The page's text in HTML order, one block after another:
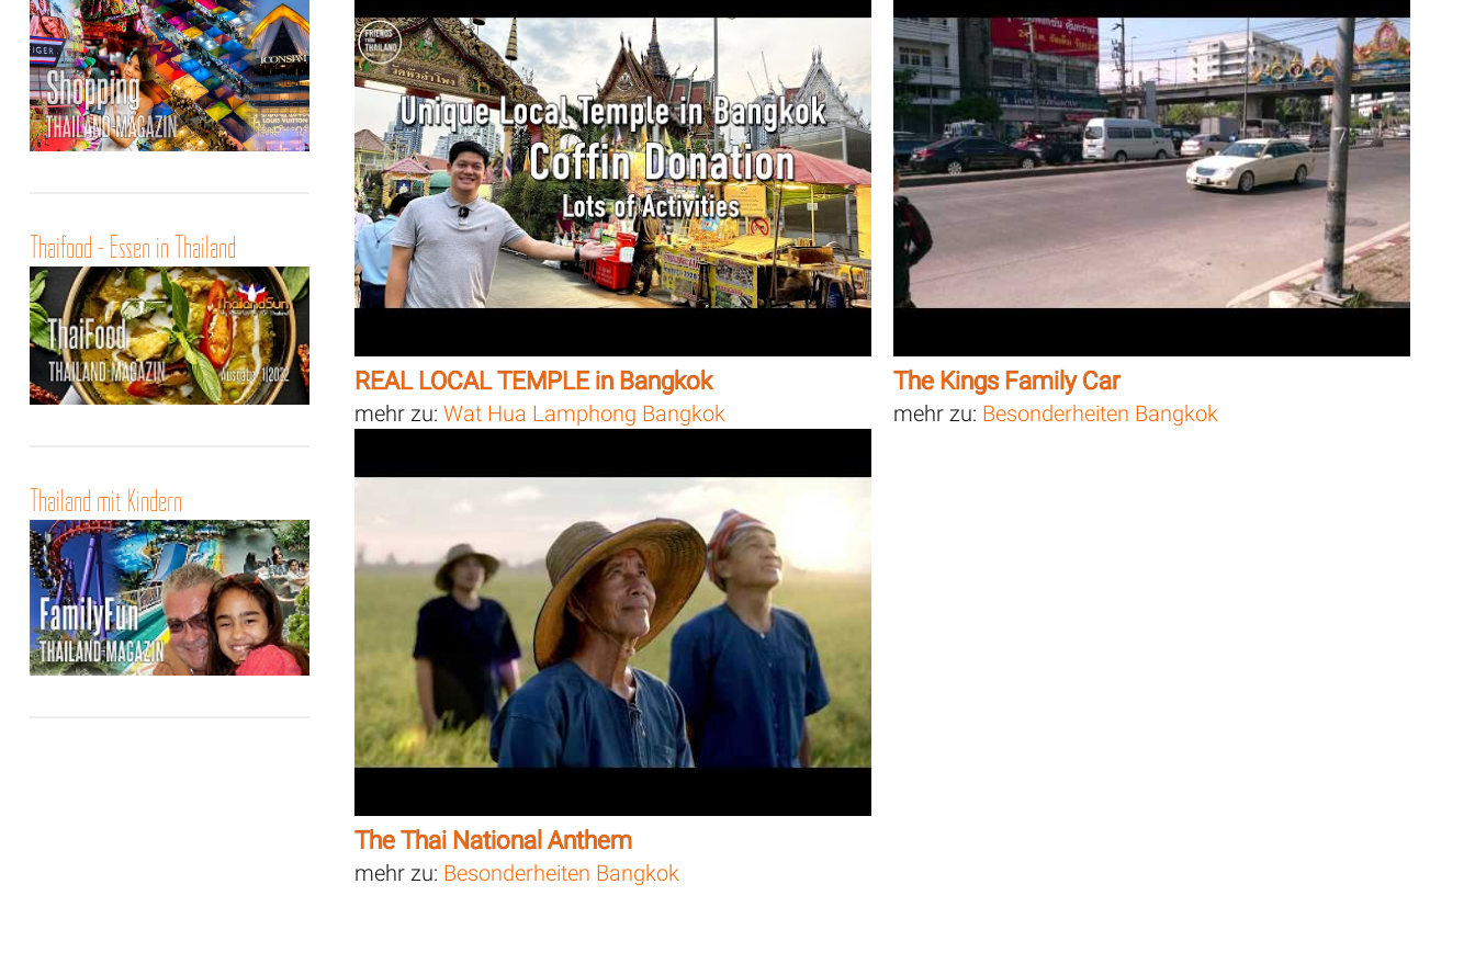
REAL LOCAL TEMPLE in Bangkok
mehr zu:Wat Hua Lamphong Bangkok
The Kings Family Car
mehr zu: Besonderheiten Bangkok
The Thai National Anthem
mehr zu: Besonderheiten Bangkok
Thaifood - Essen in Thailand
Thailand mit Kindern